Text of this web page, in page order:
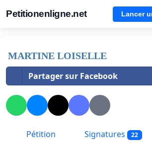
Petitionenligne.net Lancer
MARTINE LOISELLE
Partager sur Facebook
Pétition Signatures 22